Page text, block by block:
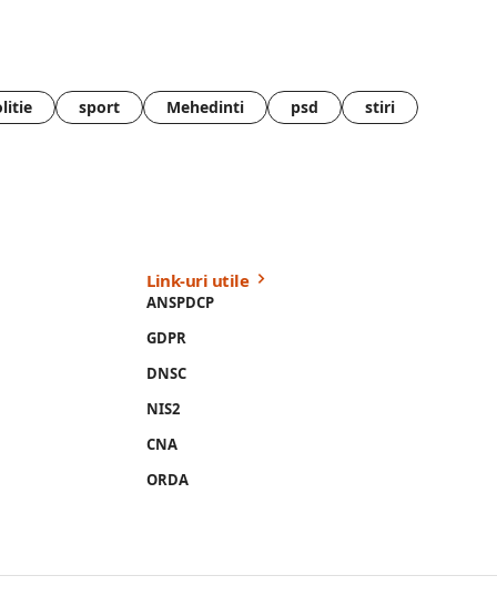
sport Mehedinti psd stiri
Link-uri utile
ANSPDCP
GDPR
DNSC
NIS2
CNA
ORDA